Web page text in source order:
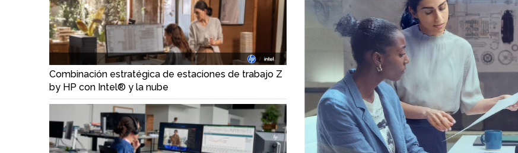
Combinación estratégica de estaciones de trabajo Z
by HP con Intel® y la nube